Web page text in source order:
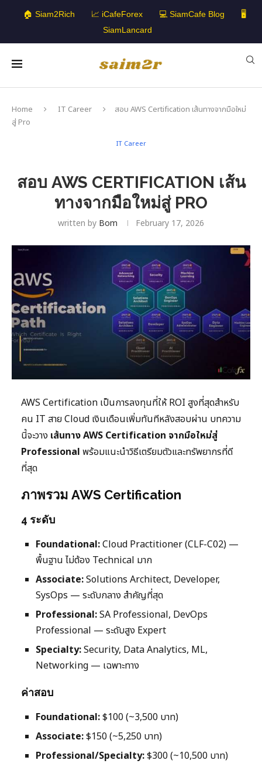
🏠 Siam2Rich 📈 iCafeForex 💻 SiamCafe Blog
🖥️
SiamLancard
Home IT Career
สอบ AWS Certification เส้นทางจากมือใหม่
สู่ Pro
IT Career
สอบ AWS CERTIFICATION เส้น
ทางจากมือใหม่สู่ PRO
written by Bom February 17, 2026
AWS Certification เป็นการลงทุนที่ให้ ROI สูงที่สุดสำหรับ
คน IT สาย Cloud เงินเดือนเพิ่มทันทีหลังสอบผ่าน บทความ
นี้จะวาง เส้นทาง AWS Certification จากมือใหม่สู่
Professional พร้อมแนะนำวิธีเตรียมตัวและทรัพยากรที่ดี
ที่สุด
ภาพรวม AWS Certification
4 ระดับ
Foundational:Cloud Practitioner (CLF-C02) —
พื้นฐาน ไม่ต้อง Technical มาก
Associate:Solutions Architect, Developer,
SysOps — ระดับกลาง สำคัญที่สุด
Professional:SA Professional, DevOps
Professional — ระดับสูง Expert
Specialty:Security, Data Analytics, ML,
Networking — เฉพาะทาง
ค่าสอบ
Foundational:$100 (~3,500 บาท)
Associate:$150 (~5,250 บาท)
Professional/Specialty:$300 (~10,500 บาท)